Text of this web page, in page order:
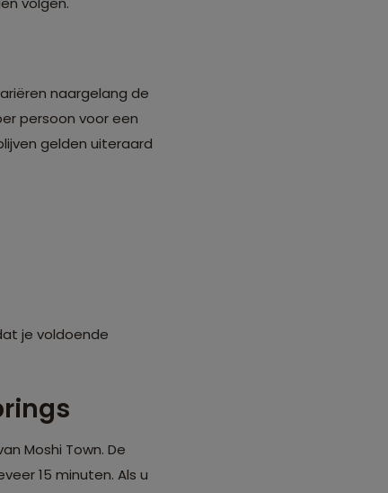
naargelang de
persoon voor een
gelden uiteraard
je voldoende
Moshi Town. De
15 minuten. Als u